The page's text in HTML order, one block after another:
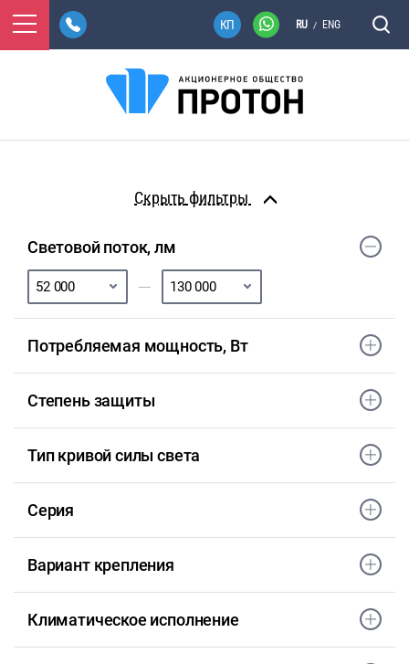
RU / ENG
фильтры
Световой поток, лм
Потребляемая мощность, Вт
Степень защиты
Тип кривой силы света
Серия
Вариант крепления
Климатическое исполнение